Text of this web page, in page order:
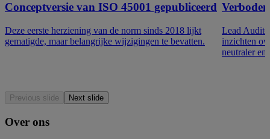
Conceptversie van ISO 45001 gepubliceerd
Deze eerste herziening van de norm sinds 2018 lijkt
gematigde, maar belangrijke wijzigingen te bevatten.
Lead
inzichten
neutraler en
Previous slide Next slide
Over ons